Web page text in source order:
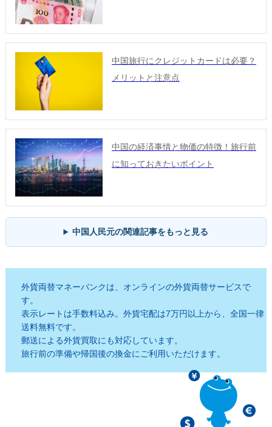
中国旅行にクレジットカードは必要？
メリットと注意点
中国の経済事情と物価の特徴！旅行前
に知っておきたいポイント
中国人民元の関連記事をもっと見る
外貨両替マネーバンクは、オンラインの外貨両替サービスで
す。
表示レートは手数料込み。外貨宅配は7万円以上から、全国一律
送料無料です。
郵送による外貨買取にも対応しています。
旅行前の準備や帰国後の換金にご利用いただけます。